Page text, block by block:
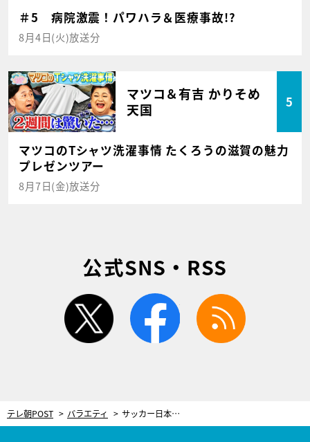
＃5 病院激震！パワハラ＆医療事故!?
8月4日(火)放送分
マツコ＆有吉 かりそめ
天国
5
マツコのTシャツ洗濯事情 たくろうの滋賀の魅力
プレゼンツアー
8月7日(金)放送分
公式SNS・RSS
twitter facebook
テレ朝POST バラエティ サッカー日本代表・田中碧の“夜のルーティン”に密着！意外な一面が判明…スタジオ驚愕「すごい」